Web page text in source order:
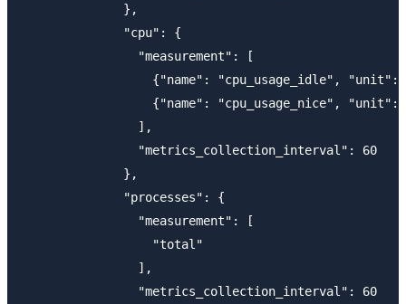
              },
              "cpu": {
                "measurement": [
{"name": "cpu_usage_idle", "unit":
{"name": "cpu_usage_nice", "unit":
                ],
                "metrics_collection_interval": 60
              },
              "processes": {
                "measurement": [
                  "total"
                ],
                "metrics_collection_interval": 60